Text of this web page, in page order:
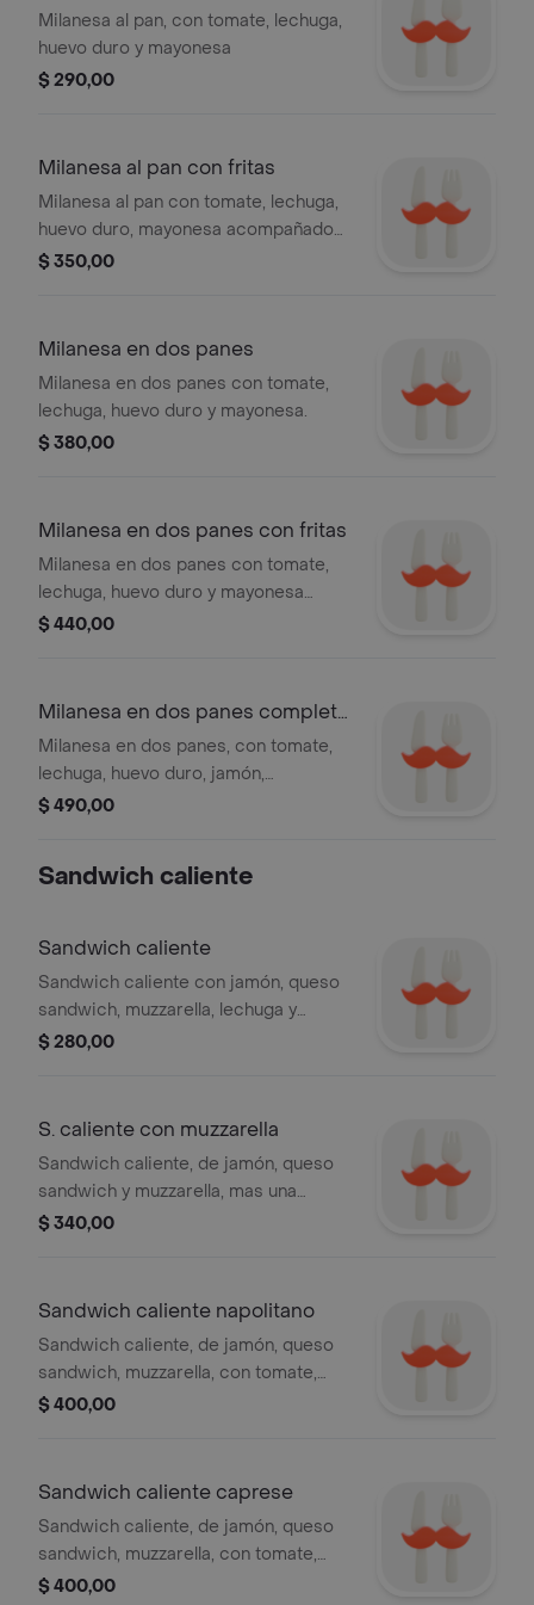
Milanesa al pan, con tomate, lechuga,
huevo duro y mayonesa
$ 290,00
Milanesa al pan con fritas
Milanesa al pan con tomate, lechuga,
huevo duro, mayonesa acompañado
de papas fritas
$ 350,00
Milanesa en dos panes
Milanesa en dos panes con tomate,
lechuga, huevo duro y mayonesa.
$ 380,00
Milanesa en dos panes con fritas
Milanesa en dos panes con tomate,
lechuga, huevo duro y mayonesa
acompañado de papas fritas
$ 440,00
Milanesa en dos panes completa
c/fritas
Milanesa en dos panes, con tomate,
lechuga, huevo duro, jamón,
muzzarella y mayonesa, acompañado
$ 490,00
Sandwich caliente
Sandwich caliente
Sandwich caliente con jamón, queso
sandwich, muzzarella, lechuga y
huevo.
$ 280,00
S. caliente con muzzarella
Sandwich caliente, de jamón, queso
sandwich y muzzarella, mas una
cobertura extra de muzzarella por
$ 340,00
Sandwich caliente napolitano
Sandwich caliente, de jamón, queso
sandwich, muzzarella, con tomate,
oregano y muzzarella por encima
$ 400,00
Sandwich caliente caprese
Sandwich caliente, de jamón, queso
sandwich, muzzarella, con tomate,
albahaca, y muzzarella por encima
$ 400,00